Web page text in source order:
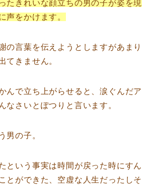
たきれいな顔立ちの男の子が姿を現
声をかけます。
の言葉を伝えようとしますがあまり
てきません。
んで立ち上がらせると、涙ぐんだア
なさいとぽつりと言います。
男の子。
という事実は時間が戻った時にすん
とができた、空虚な人生だったしそ